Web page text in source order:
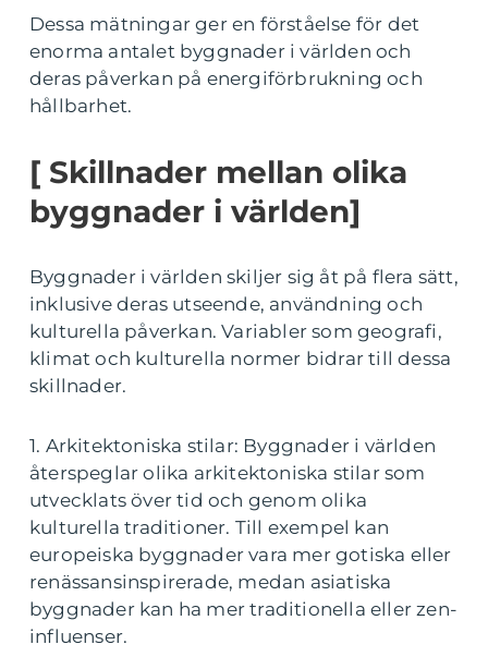
Dessa mätningar ger en förståelse för det
enorma antalet byggnader i världen och
deras påverkan på energiförbrukning och
hållbarhet.
[ Skillnader mellan olika
byggnader i världen]
Byggnader i världen skiljer sig åt på flera sätt,
inklusive deras utseende, användning och
kulturella påverkan. Variabler som geografi,
klimat och kulturella normer bidrar till dessa
skillnader.
1. Arkitektoniska stilar: Byggnader i världen
återspeglar olika arkitektoniska stilar som
utvecklats över tid och genom olika
kulturella traditioner. Till exempel kan
europeiska byggnader vara mer gotiska eller
renässansinspirerade, medan asiatiska
byggnader kan ha mer traditionella eller zen-
influenser.